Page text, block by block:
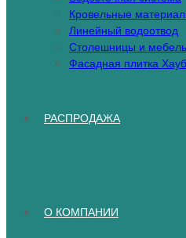
Кровельные
Линейный водоотвод
Столешницы и
Фасадная плитка
РАСПРОДАЖА
О КОМПАНИИ